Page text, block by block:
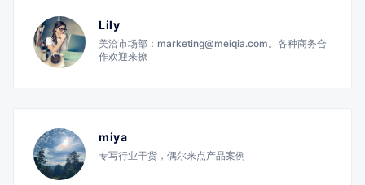
Lily
美洽市场部：marketing@meiqia.com。各种商务合
作欢迎来撩
miya
专写行业干货，偶尔来点产品案例